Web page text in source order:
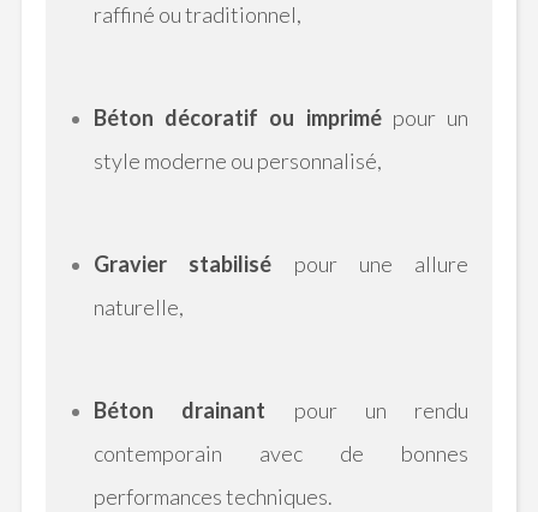
raffiné ou traditionnel,
Béton décoratif ou imprimépour un
style moderne ou personnalisé,
Gravier stabilisé pour une allure
naturelle,
Béton drainant pour un rendu
contemporain avec de bonnes
performances techniques.